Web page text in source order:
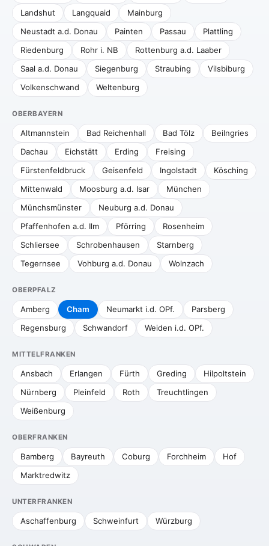
Landshut
Langquaid
Mainburg
Neustadt a.d. Donau
Painten Passau
Plattling
Riedenburg
Rohr i. NB
Rottenburg a.d. Laaber
Saal a.d. Donau
Siegenburg Straubing
Vilsbiburg
Volkenschwand
Weltenburg
OBERBAYERN
Altmannstein Bad Reichenhall Bad Tölz
Beilngries
Dachau
Eichstätt Erding
Freising
Fürstenfeldbruck
Geisenfeld Ingolstadt
Kösching
Mittenwald
Moosburg a.d. Isar
München
Münchsmünster
Neuburg a.d. Donau
Pfaffenhofen a.d. Ilm
Pförring
Rosenheim
Schliersee
Schrobenhausen
Starnberg
Tegernsee
Vohburg a.d. Donau Wolnzach
OBERPFALZ
Amberg Cham Neumarkt i.d. OPf.
Parsberg
Regensburg
Schwandorf Weiden i.d. OPf.
MITTELFRANKEN
Ansbach Erlangen Fürth Greding
Hilpoltstein
Nürnberg
Pleinfeld Roth
Treuchtlingen
Weißenburg
OBERFRANKEN
Bamberg Bayreuth Coburg Forchheim
Hof
Marktredwitz
UNTERFRANKEN
Aschaffenburg Schweinfurt Würzburg